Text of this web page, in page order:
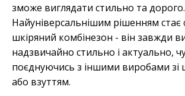
зможе виглядати стильно та дорого.
Найуніверсальнішим рішенням
шкіряний комбінезон - він завжди
надзвичайно стильно і актуально,
поєднуючись з іншими виробами зі
або взуттям.